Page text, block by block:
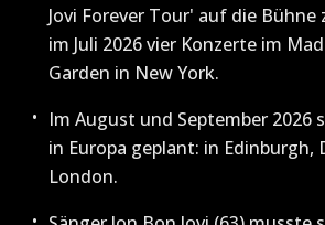
Jovi Forever Tour' auf die
im Juli 2026 vier Konzerte im
Garden in New York.
Im August und September
in Europa geplant: in Edinburgh,
London.